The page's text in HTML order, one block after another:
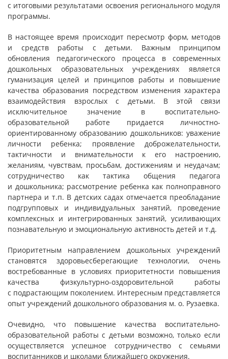
с итоговыми результатами освоения регионального модуля
программы.
В настоящее время происходит пересмотр форм, методов
и средств работы с детьми. Важным принципом
обновления педагогического процесса в современных
дошкольных образовательных учреждениях является
гуманизация целей и принципов работы и повышение
качества образования посредством изменения характера
взаимодействия взрослых с детьми. В этой связи
исключительное значение в воспитательно-
образовательной работе придается личностно-
ориентированному образованию дошкольников: уважение
личности ребенка; проявление доброжелательности,
тактичности и внимательности к его настроению,
желаниям, чувствам, просьбам, достижениям и неудачам;
сотрудничество как тактика общения педагога
и дошкольника; рассмотрение ребенка как полноправного
партнера и т.п. В детских садах отмечается преобладание
подгрупповых и индивидуальных занятий, проведение
комплексных и интегрированных занятий, усиливающих
познавательную и эмоциональную активность детей и т.д.
Приоритетным направлением дошкольных учреждений
становятся здоровьесберегающие технологии, очень
востребованные в условиях приоритетности повышения
качества физкультурно-оздоровительной работы
с подрастающим поколением. Интересным представляется
опыт учреждений дошкольного образования м. о. Рузаевка.
Очевидно, что повышение качества воспитательно-
образовательной работы с детьми возможно, только если
осуществляется успешное сотрудничество с семьями
воспитанников и школами ближайшего окружения.